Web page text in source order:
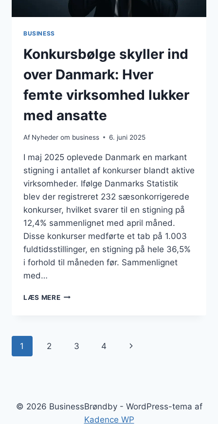
BUSINESS
Konkursbølge skyller ind
over Danmark: Hver
femte virksomhed lukker
med ansatte
Af Nyheder om business 6. juni 2025
I maj 2025 oplevede Danmark en markant
stigning i antallet af konkurser blandt aktive
virksomheder. Ifølge Danmarks Statistik
blev der registreret 232 sæsonkorrigerede
konkurser, hvilket svarer til en stigning på
12,4% sammenlignet med april måned.
Disse konkurser medførte et tab på 1.003
fuldtidsstillinger, en stigning på hele 36,5%
i forhold til måneden før. Sammenlignet
med…
LÆS MEREKONKURSBØLGE
HVER
Side
1 2 3 4
Næste
© 2026 BusinessBrøndby - WordPress-tema af
Kadence WP